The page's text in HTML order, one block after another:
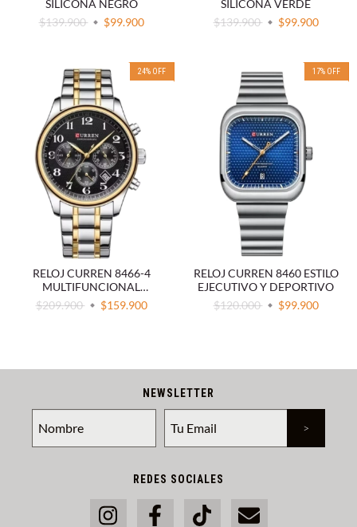
SILICONA NEGRO
$139.900
$99.900
SILICONA VERDE
$139.900
$99.900
24% OFF
RELOJ CURREN 8466-4
MULTIFUNCIONAL
CRONOGRAFO
$209.900 $159.900
17% OFF
RELOJ CURREN 8460 ESTILO
EJECUTIVO Y DEPORTIVO
$120.000
$99.900
NEWSLETTER
REDES SOCIALES